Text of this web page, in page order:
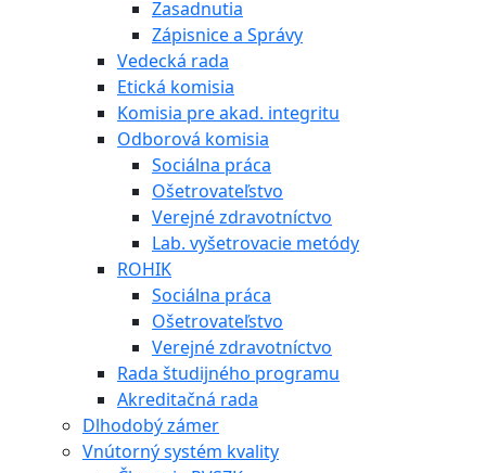
Zasadnutia
Zápisnice a Správy
Vedecká rada
Etická komisia
Komisia pre akad. integritu
Odborová komisia
Sociálna práca
Ošetrovateľstvo
Verejné zdravotníctvo
Lab. vyšetrovacie metódy
ROHIK
Sociálna práca
Ošetrovateľstvo
Verejné zdravotníctvo
Rada študijného programu
Akreditačná rada
Dlhodobý zámer
Vnútorný systém kvality